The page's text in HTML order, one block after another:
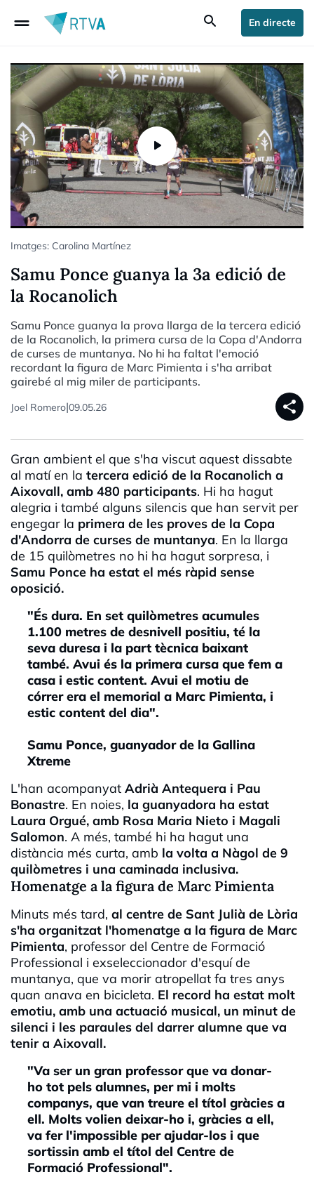
drag_handle search En directe
Imatges: Carolina Martínez
Samu Ponce guanya la 3a edició de
la Rocanolich
Samu Ponce guanya la prova llarga de la tercera edició
de la Rocanolich, la primera cursa de la Copa d'Andorra
de curses de muntanya. No hi ha faltat l'emoció
recordant la figura de Marc Pimienta i s'ha arribat
gairebé al mig miler de participants.
Joel Romero|09.05.26 share
Gran ambient el que s'ha viscut aquest dissabte
al matí en la tercera edició de la Rocanolich a
Aixovall, amb 480 participants. Hi ha hagut
alegria i també alguns silencis que han servit per
engegar la primera de les proves de la Copa
d'Andorra de curses de muntanya. En la llarga
de 15 quilòmetres no hi ha hagut sorpresa, i
Samu Ponce ha estat el més ràpid sense
oposició.
"És dura. En set quilòmetres acumules
1.100 metres de desnivell positiu, té la
seva duresa i la part tècnica baixant
també. Avui és la primera cursa que fem a
casa i estic content. Avui el motiu de
córrer era el memorial a Marc Pimienta, i
estic content del dia".
Samu Ponce, guanyador de la Gallina
Xtreme
L'han acompanyat Adrià Antequera i Pau
Bonastre. En noies, la guanyadora ha estat
Laura Orgué, amb Rosa Maria Nieto i Magali
Salomon. A més, també hi ha hagut una
distància més curta, amb la volta a Nàgol de 9
quilòmetres i una caminada inclusiva.
Homenatge a la figura de Marc Pimienta
Minuts més tard, al centre de Sant Julià de Lòria
s'ha organitzat l'homenatge a la figura de Marc
Pimienta, professor del Centre de Formació
Professional i exseleccionador d'esquí de
muntanya, que va morir atropellat fa tres anys
quan anava en bicicleta. El record ha estat molt
emotiu, amb una actuació musical, un minut de
silenci i les paraules del darrer alumne que va
tenir a Aixovall.
"Va ser un gran professor que va donar-
ho tot pels alumnes, per mi i molts
companys, que van treure el títol gràcies a
ell. Molts volien deixar-ho i, gràcies a ell,
va fer l'impossible per ajudar-los i que
sortissin amb el títol del Centre de
Formació Professional".